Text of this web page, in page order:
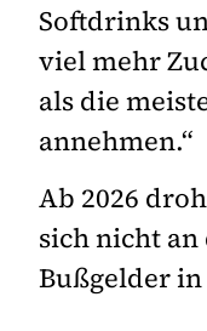
Softdrinks
viel mehr
als die
annehmen.“
Ab 2026
sich nicht
Bußgelder in